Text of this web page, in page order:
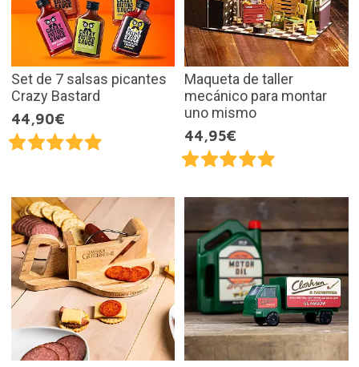
Set de 7 salsas picantes
Crazy Bastard
44,90€
Maqueta de taller
mecánico para montar
uno mismo
44,95€